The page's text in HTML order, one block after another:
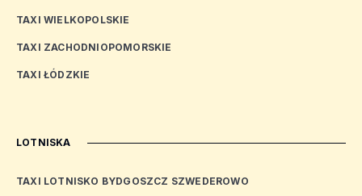
TAXI WIELKOPOLSKIE
TAXI ZACHODNIOPOMORSKIE
TAXI ŁÓDZKIE
LOTNISKA
TAXI LOTNISKO BYDGOSZCZ SZWEDEROWO